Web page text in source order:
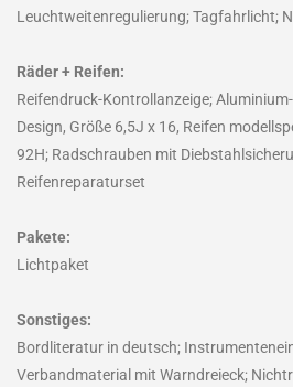
Leuchtweitenregulierung; Tagfahrlicht;
Räder + Reifen:
Reifendruck-Kontrollanzeige;
Design, Größe 6,5J x 16, Reifen
92H; Radschrauben mit
Reifenreparaturset
Pakete:
Lichtpaket
Sonstiges:
Bordliteratur in deutsch;
Verbandmaterial mit Warndreieck;